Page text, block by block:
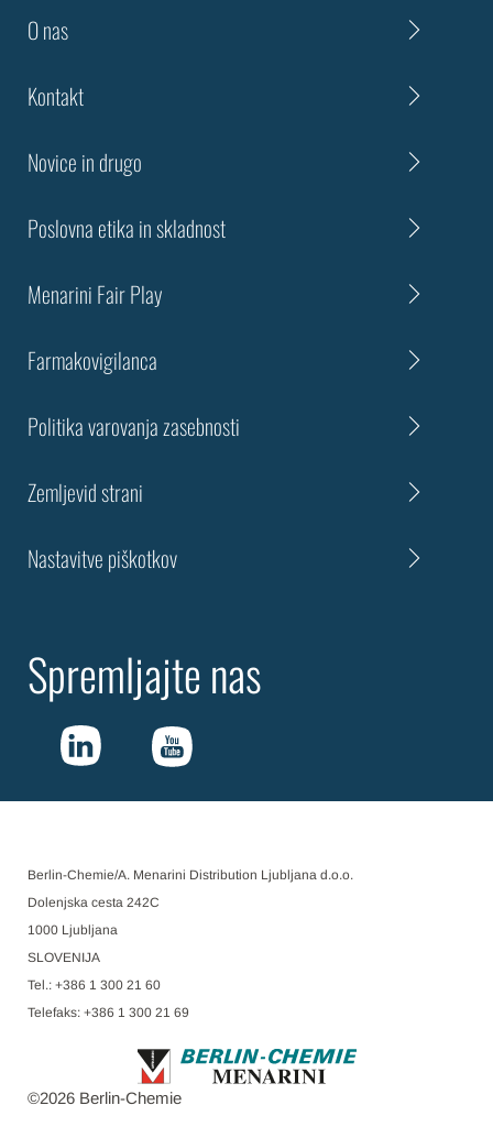
O nas
Kontakt
Novice in drugo
Poslovna etika in skladnost
Menarini Fair Play
Farmakovigilanca
Politika varovanja zasebnosti
Zemljevid strani
Nastavitve piškotkov
Spremljajte nas
Berlin-Chemie/A. Menarini Distribution Ljubljana d.o.o.
Dolenjska cesta 242C
1000 Ljubljana
SLOVENIJA
Tel.: +386 1 300 21 60
Telefaks: +386 1 300 21 69
©2026 Berlin-Chemie